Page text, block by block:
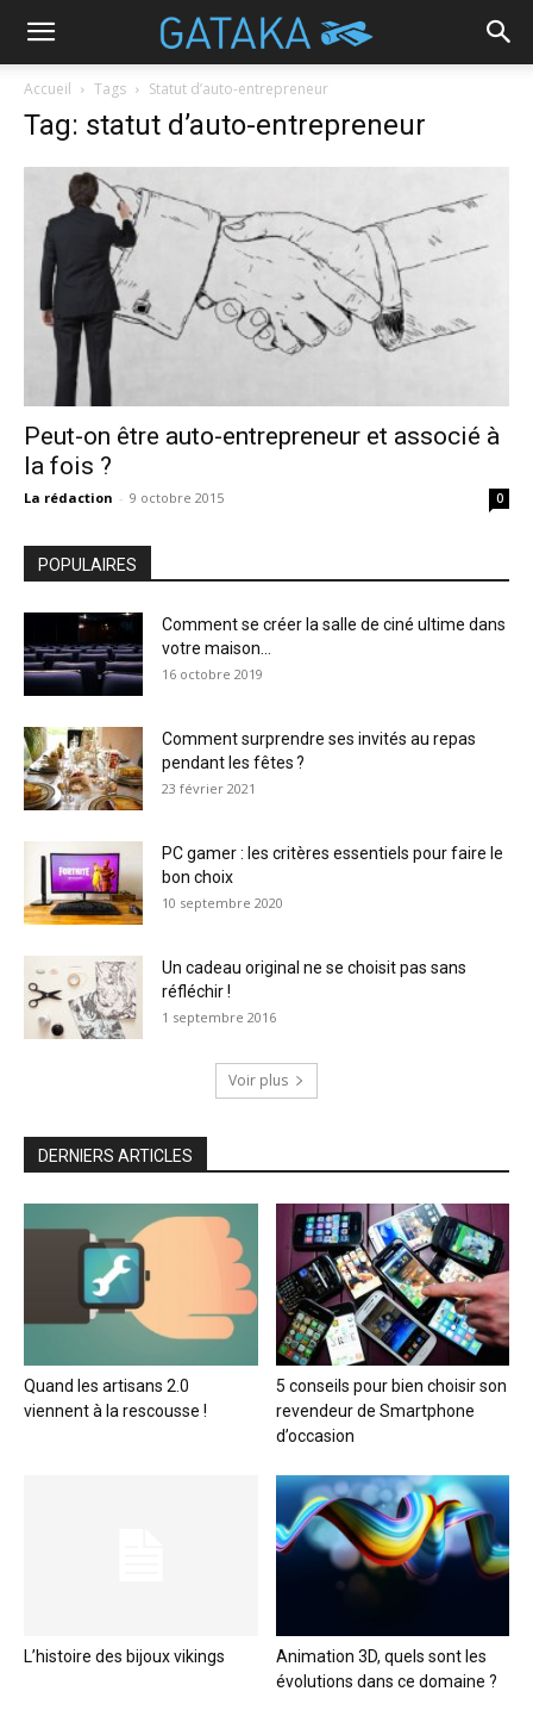
Accueil Tags Statut d’auto-entrepreneur
Tag: statut d’auto-entrepreneur
Peut-on être auto-entrepreneur et associé à
la fois ?
La rédaction - 9 octobre 2015 0
POPULAIRES
Comment se créer la salle de ciné ultime dans
votre maison...
16 octobre 2019
Comment surprendre ses invités au repas
pendant les fêtes ?
23 février 2021
PC gamer : les critères essentiels pour faire le
bon choix
10 septembre 2020
Un cadeau original ne se choisit pas sans
réfléchir !
1 septembre 2016
Voir plus
DERNIERS ARTICLES
Quand les artisans 2.0
viennent à la rescousse !
5 conseils pour bien choisir son
revendeur de Smartphone
d’occasion
L’histoire des bijoux vikings
Animation 3D, quels sont les
évolutions dans ce domaine ?